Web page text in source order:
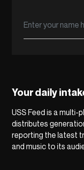
Your daily
USS Feed is a
distributes
reporting the latest
and music to its